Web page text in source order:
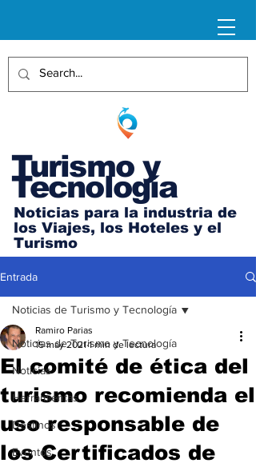
Turismo y
Tecnología
Noticias para la industria de
los Viajes, los Hoteles y el
Turismo
Entrada
Noticias de Turismo y Tecnología
Noticias
Herramientas
Destinos
Eventos
Noticias de Turismo y Tecnología
El comité de ética del
turismo recomienda el
uso responsable de
los Certificados de
Ramiro Parias
15 may 2021 1 min de lectura